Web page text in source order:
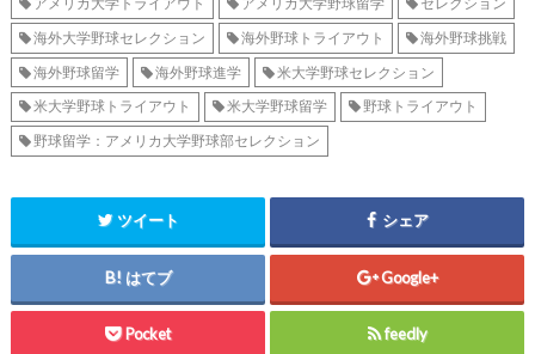
海外大学野球セレクション
海外野球トライアウト
海外野球挑戦
海外野球留学
海外野球進学
米大学野球セレクション
米大学野球トライアウト
米大学野球留学
野球トライアウト
野球留学：アメリカ大学野球部セレクション
ツイート シェア
はてブ Google+
Pocket feedly